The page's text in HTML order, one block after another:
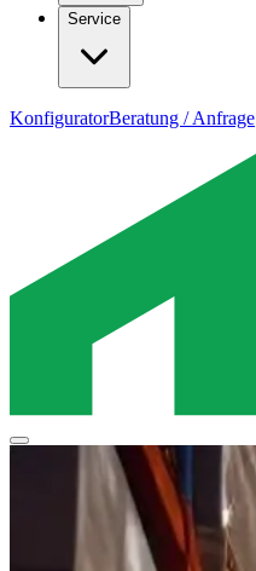
Service
KonfiguratorBeratung / Anfrage